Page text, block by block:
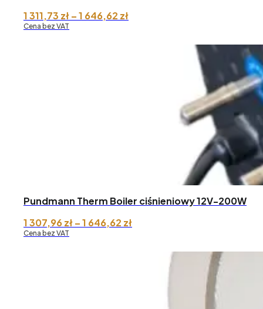
1 311,73 zł–1 646,62 złZakres
Cena bez VAT
Pundmann Therm Boiler ciśnieniowy 12V-200W
1 307,96zł–1 646,62 złZakres
307,96 zł
Cena bez VAT